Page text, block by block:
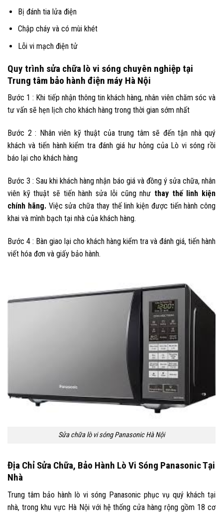
Bị đánh tia lửa điện
Chập cháy và có mùi khét
Lỗi vi mạch điện tử
Quy trình sửa chữa lò vi sóng chuyên nghiệp tại
Trung tâm bảo hành điện máy Hà Nội
Bước 1 : Khi tiếp nhận thông tin khách hàng, nhân viên chăm sóc và
tư vấn sẽ hẹn lịch cho khách hàng trong thời gian sớm nhất
Bước 2 : Nhân viên kỹ thuật của trung tâm sẽ đến tận nhà quý
khách và tiến hành kiểm tra đánh giá hư hỏng của Lò vi sóng rồi
báo lại cho khách hàng
Bước 3 : Sau khi khách hàng nhận báo giá và đồng ý sửa chữa, nhân
viên kỹ thuật sẽ tiến hành sửa lỗi cũng như thay thế linh kiện
chính hãng. Việc sửa chữa thay thế linh kiện được tiến hành công
khai và mình bạch tại nhà của khách hàng.
Bước 4 : Bàn giao lại cho khách hàng kiểm tra và đánh giá, tiến hành
viết hóa đơn và giấy bảo hành.
Sửa chữa lò vi sóng Panasonic Hà Nội
Địa Chỉ Sửa Chữa, Bảo Hành Lò Vi Sóng Panasonic Tại
Nhà
Trung tâm bảo hành lò vi sóng Panasonic phục vụ quý khách tại
nhà, trong khu vực Hà Nội với hệ thống cửa hàng rộng gồm 18 cơ